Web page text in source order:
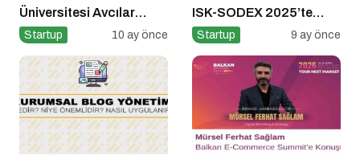
Üniversitesi Avcılar
Kampüsü İşletme
Startup 10 ay önce
ISK-SODEX 2025’te
İklimlendirme Geleceğini
Startup 9 ay önce